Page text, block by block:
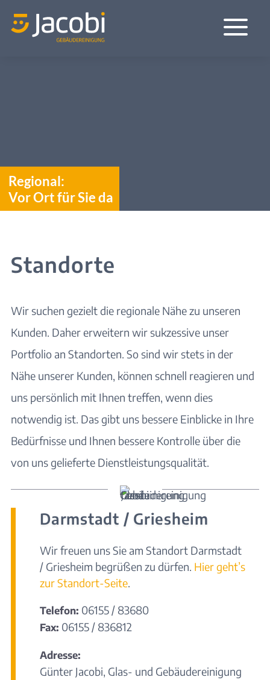
a
Regional:
Vor Ort für Sie da
Standorte
Wir suchen gezielt die regionale Nähe zu unseren
Kunden. Daher erweitern wir sukzessive unser
Portfolio an Standorten. So sind wir stets in der
Nähe unserer Kunden, können schnell reagieren und
uns persönlich mit Ihnen treffen, wenn dies
notwendig ist. Das gibt uns bessere Einblicke in Ihre
Bedürfnisse und Ihnen bessere Kontrolle über die
von uns gelieferte Dienstleistungsqualität.
Darmstadt / Griesheim
Wir freuen uns Sie am Standort Darmstadt
/ Griesheim begrüßen zu dürfen. Hier geht’s
zur Standort-Seite.
Telefon: 06155 / 83680
Fax: 06155 / 836812
Adresse:
Günter Jacobi, Glas- und Gebäudereinigung